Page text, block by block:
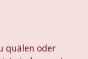
quälen oder